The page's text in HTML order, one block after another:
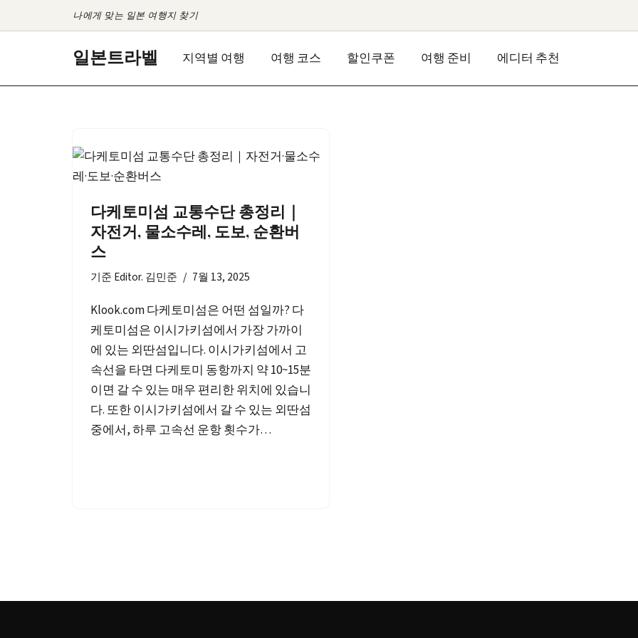
나에게 맞는 일본 여행지 찾기
일본트라벨 지역별 여행 여행 코스 할인쿠폰 여행 준비 에디터 추천
다케토미섬 교통수단 총정리｜
자전거, 물소수레, 도보, 순환버
스
기준 Editor. 김민준 7월 13, 2025
Klook.com 다케토미섬은 어떤 섬일까? 다
케토미섬은 이시가키섬에서 가장 가까이
에 있는 외딴섬입니다. 이시가키섬에서 고
속선을 타면 다케토미 동항까지 약 10~15분
이면 갈 수 있는 매우 편리한 위치에 있습니
다. 또한 이시가키섬에서 갈 수 있는 외딴섬
중에서, 하루 고속선 운항 횟수가…